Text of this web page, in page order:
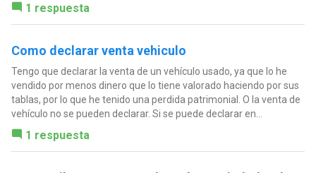
1 respuesta
Como declarar venta vehiculo
Tengo que declarar la venta de un vehículo usado, ya que lo he
vendido por menos dinero que lo tiene valorado haciendo por sus
tablas, por lo que he tenido una perdida patrimonial. O la venta de
vehículo no se pueden declarar. Si se puede declarar en...
1 respuesta